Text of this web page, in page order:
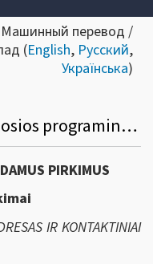
Машинный перевод /
(English, Русский,
Українська)
Pagalbos tarnybos taikomosios programinės įrangos viešasis pirkimas
PIRKIMUS
IR KONTAKTINIAI